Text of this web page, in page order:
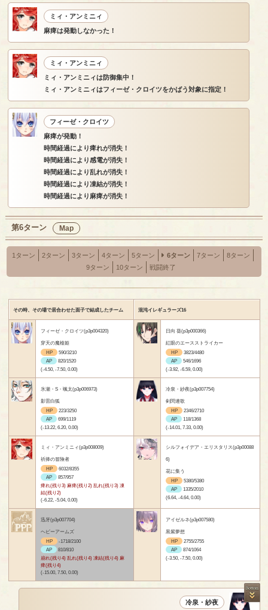
ミィ・アンミニィ
麻痺は発動しなかった！
ミィ・アンミニィ
ミィ・アンミニィは防御集中！
ミィ・アンミニィはフィーゼ・クロイツをかばう対象に指定！
フィーゼ・クロイツ
麻痺が発動！
時間経過により痺れが消失！
時間経過により感電が消失！
時間経過により乱れが消失！
時間経過により凍結が消失！
時間経過により麻痺が消失！
第6ターン Map
1ターン 2ターン 3ターン 4ターン 5ターン 6ターン 7ターン
8ターン
9ターン
10ターン 戦闘終了
その時、その場で居合わせた面子で結成したチーム 混沌イレギュラーズ16
フィーゼ・クロイツ(p3p004320)
穿天の魔槍姫
HP
590/3210
AP
820/1520
(-4.50, -7.50, 0.00)
日向 葵(p3p000366)
紅眼のエースストライカー
HP
3823/4480
AP
546/1696
(-3.92, -6.59, 0.00)
氷瀬・S・颯太(p3p006973)
影雷白狐
HP
223/3250
AP
699/1119
(-13.22, 6.20, 0.00)
冷泉・紗夜(p3p007754)
剣閃連歌
HP
2346/2710
AP
118/1368
(-14.01, 7.33, 0.00)
ミィ・アンミニィ(p3p008009)
祈捧の冒険者
HP
6032/8355
AP
857/957
痺れ(残り3) 麻痺(残り2) 乱れ(残り3) 凍
結(残り2)
(-6.22, -5.04, 0.00)
シルフォイデア・エリスタリス(p3p00088
6)
花に集う
HP
5380/5380
AP
1335/2010
(6.64, -4.64, 0.00)
迅牙(p3p007704)
ヘビーアームズ
HP
-1718/2100
AP
810/810
崩れ(残り4) 乱れ(残り4) 凍結(残り4) 麻
痺(残り4)
(-15.00, 7.50, 0.00)
アイゼルネ(p3p007580)
黒紫夢想
HP
2755/2755
AP
874/1064
(-3.50, -7.50, 0.00)
冷泉・紗夜